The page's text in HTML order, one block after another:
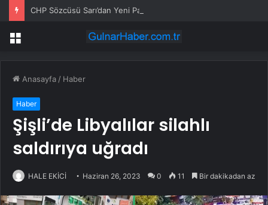
Menü
Anasayfa / Haber
Haber
Şişli’de Libyalılar silahlı
saldırıya uğradı
HALE EKİCİ Haziran 26, 2023 0 11 Bir dakikadan az